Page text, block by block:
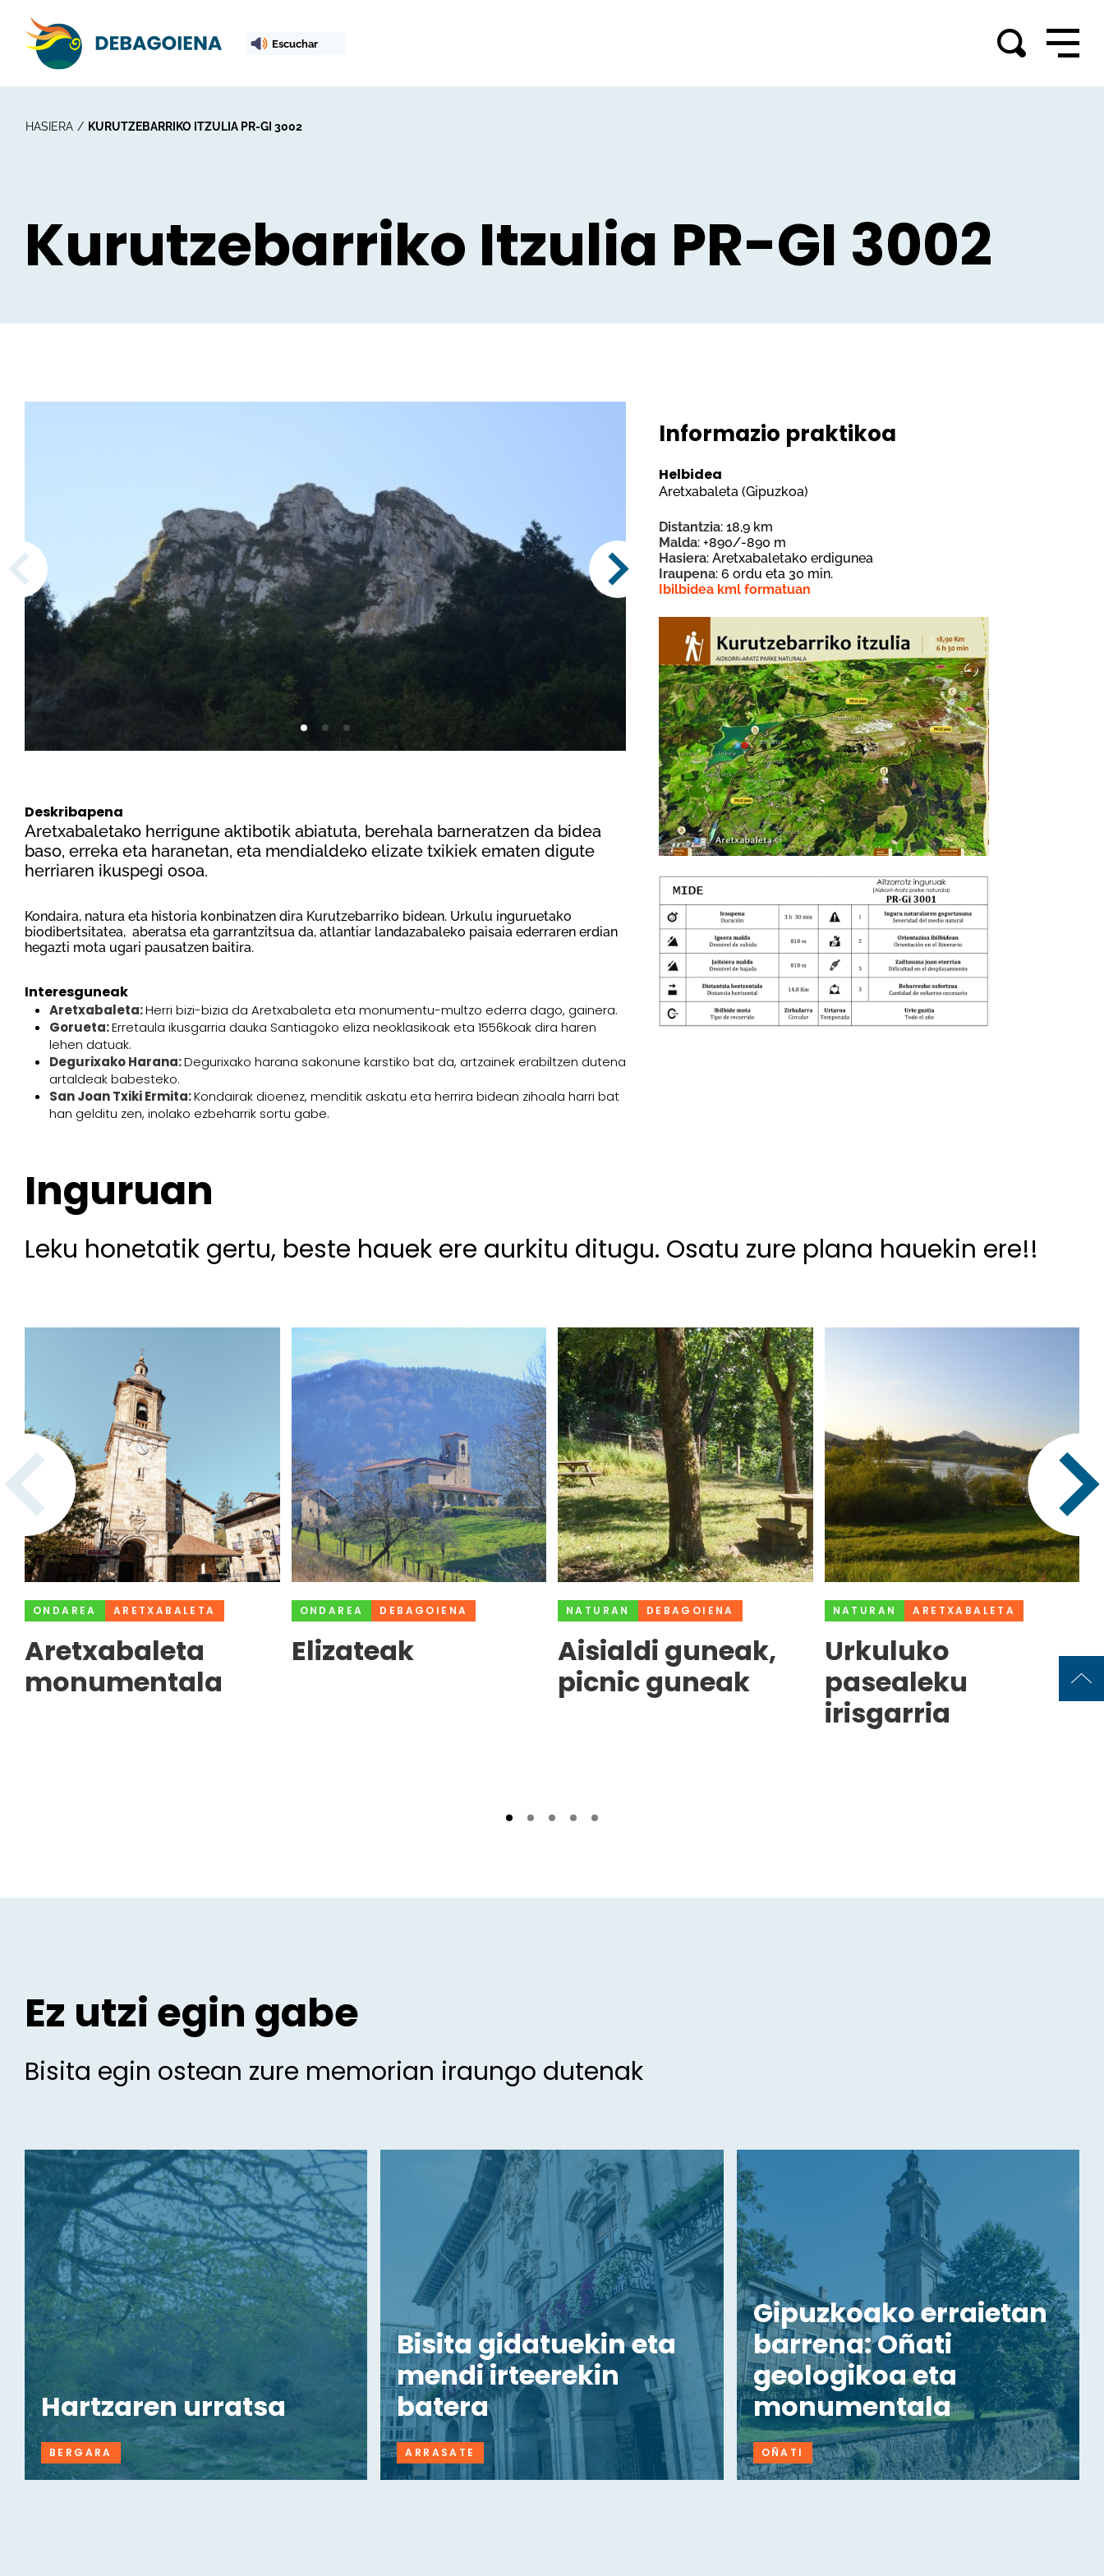
Escuchar
HASIERA KURUTZEBARRIKO ITZULIA PR-GI 3002
Kurutzebarriko Itzulia PR-GI 3002
Deskribapena
Aretxabaletako herrigune aktibotik abiatuta, berehala barneratzen da bidea
baso, erreka eta haranetan, eta mendialdeko elizate txikiek ematen digute
herriaren ikuspegi osoa.
Kondaira, natura eta historia konbinatzen dira Kurutzebarriko bidean. Urkulu inguruetako
biodibertsitatea, aberatsa eta garrantzitsua da, atlantiar landazabaleko paisaia ederraren erdian
hegazti mota ugari pausatzen baitira.
Interesguneak
Aretxabaleta:Herri bizi-bizia da Aretxabaleta eta monumentu-multzo ederra dago, gainera.
Gorueta:Erretaula ikusgarria dauka Santiagoko eliza neoklasikoak eta 1556koak dira haren
lehen datuak.
Degurixako Harana:Degurixako harana sakonune karstiko bat da, artzainek erabiltzen dutena
artaldeak babesteko.
San Joan Txiki Ermita:Kondairak dioenez, menditik askatu eta herrira bidean zihoala harri bat
han gelditu zen, inolako ezbeharrik sortu gabe.
Informazio praktikoa
Helbidea
Aretxabaleta (Gipuzkoa)
Distantzia: 18,9 km
Malda: +890/-890 m
Hasiera: Aretxabaletako erdigunea
Iraupena: 6 ordu eta 30 min.
Ibilbidea kml formatuan
Inguruan
Leku honetatik gertu, beste hauek ere aurkitu ditugu. Osatu zure plana hauekin ere!!
ONDAREA ARETXABALETA
Aretxabaleta
monumentala
ONDAREA DEBAGOIENA
Elizateak
NATURAN DEBAGOIENA
Aisialdi guneak,
picnic guneak
NATURAN ARETXABALETA
Urkuluko
pasealeku
irisgarria
Ez utzi egin gabe
Bisita egin ostean zure memorian iraungo dutenak
Hartzaren urratsa
BERGARA
Bisita gidatuekin eta
mendi irteerekin
batera
ARRASATE
Gipuzkoako erraietan
barrena: Oñati
geologikoa eta
monumentala
OÑATI